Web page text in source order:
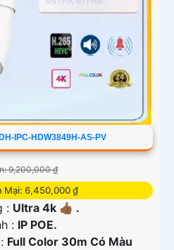
IPC-HDW3849H-AS-PV
9,200,000 ₫
Mại: 6,450,000 ₫
: Ultra 4k 👍🏾 .
: IP POE.
Full Color 30m Có Màu